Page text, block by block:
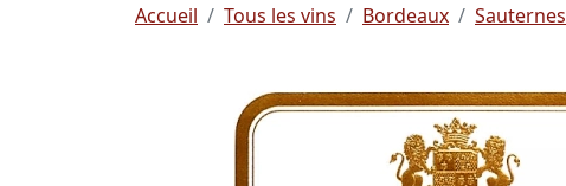
Accueil
Tous les vins Bordeaux Sauternes